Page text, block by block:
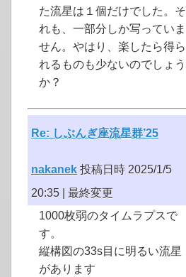
た流星は１個だけでした。そ
れも、一部分しか写っていま
せん。やはり、楽したら得ら
れるものも少ないのでしょう
か？
Re: しぶんぎ座流星群’25
nakanek 投稿日時 2025/1/5
20:35 | 最終変更
1000枚弱のタイムラプスで
す。
縦構図の33s目に明るい流星
があります